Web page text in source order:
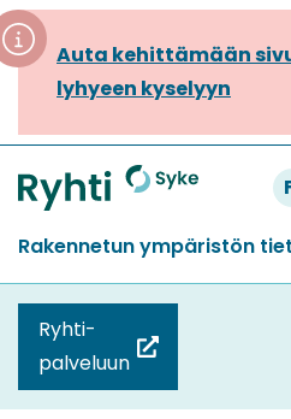
Siirry
sisältöönAuta kehittämään
lyhyeen kyselyyn
Etusivu
Rakennetun ympäristön
Ryhti-
palveluun
(siirryt
toiseen